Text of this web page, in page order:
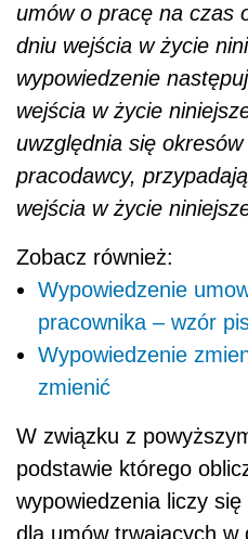
umów o pracę na czas
dniu wejścia w życie
wypowiedzenie
wejścia w życie
uwzględnia się
pracodawcy,
wejścia w życie
Zobacz również:
Wypowiedzenie
pracownika – wzór
Wypowiedzenie
zmienić
W związku z
podstawie którego
wypowiedzenia liczy
dla umów trwających w